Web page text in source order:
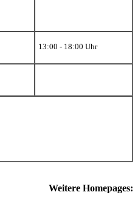
13:00 - 18:00 Uhr
Weitere Homepages: